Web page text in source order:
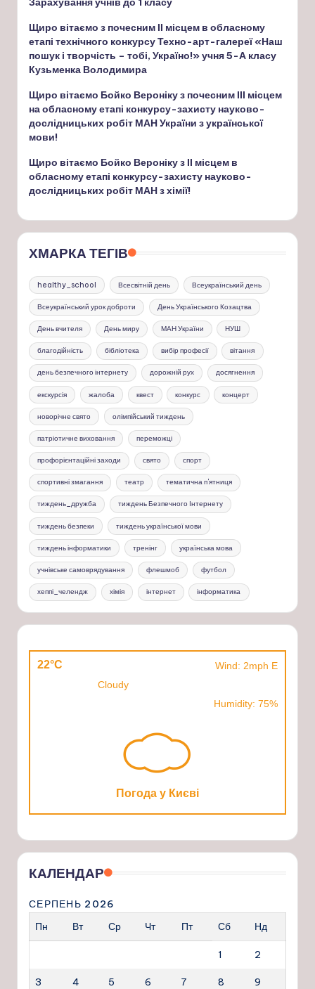
Щиро вітаємо з почесним ІІ місцем в обласному
етапі технічного конкурсу Техно-арт-галереї «Наш
пошук і творчість – тобі, Україно!» учня 5-А класу
Кузьменка Володимира
Щиро вітаємо Бойко Вероніку з почесним ІІІ місцем
на обласному етапі конкурсу-захисту науково-
дослідницьких робіт МАН України з української
мови!
Щиро вітаємо Бойко Вероніку з ІІ місцем в
обласному етапі конкурсу-захисту науково-
дослідницьких робіт МАН з хімії!
ХМАРКА ТЕГІВ
healthy_school Всесвітній день Всеукраїнський день
Всеукраїнський урок доброти День Українського Козацтва
День вчителя День миру МАН України НУШ
благодійність бібліотека вибір професії вітання
день безпечного інтернету дорожній рух досягнення
екскурсія жалоба квест конкурс концерт
новорічне свято олімпійський тиждень
патріотичне виховання переможці
профорієнтаційні заходи свято спорт
спортивні змагання театр тематична п'ятниця
тиждень_дружба тиждень Безпечного Інтернету
тиждень безпеки тиждень української мови
тиждень інформатики тренінг українська мова
учнівське самоврядування флешмоб футбол
хеппі_челендж хімія інтернет інформатика
22°C
Wind: 2mph E
Cloudy
Humidity: 75%
Погода у Києві
КАЛЕНДАР
СЕРПЕНЬ 2026
Пн
Вт Ср Чт Пт Сб Нд
1 2
3 4 5 6 7 8 9